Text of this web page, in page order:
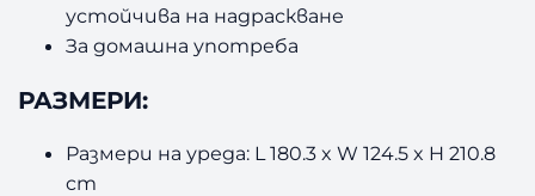
устойчива на надраскване
За домашна употреба
РАЗМЕРИ:
Размери на уреда: L 180.3 x W 124.5 x H 210.8
cm